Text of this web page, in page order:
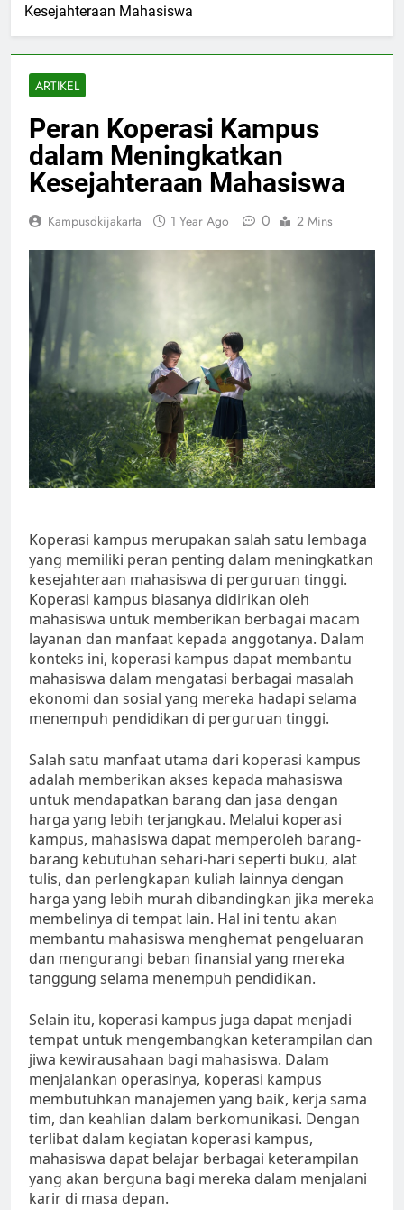
Kesejahteraan Mahasiswa
ARTIKEL
Peran Koperasi Kampus
dalam Meningkatkan
Kesejahteraan Mahasiswa
Kampusdkijakarta 1 Year Ago 0 2 Mins
Koperasi kampus merupakan salah satu lembaga
yang memiliki peran penting dalam meningkatkan
kesejahteraan mahasiswa di perguruan tinggi.
Koperasi kampus biasanya didirikan oleh
mahasiswa untuk memberikan berbagai macam
layanan dan manfaat kepada anggotanya. Dalam
konteks ini, koperasi kampus dapat membantu
mahasiswa dalam mengatasi berbagai masalah
ekonomi dan sosial yang mereka hadapi selama
menempuh pendidikan di perguruan tinggi.
Salah satu manfaat utama dari koperasi kampus
adalah memberikan akses kepada mahasiswa
untuk mendapatkan barang dan jasa dengan
harga yang lebih terjangkau. Melalui koperasi
kampus, mahasiswa dapat memperoleh barang-
barang kebutuhan sehari-hari seperti buku, alat
tulis, dan perlengkapan kuliah lainnya dengan
harga yang lebih murah dibandingkan jika mereka
membelinya di tempat lain. Hal ini tentu akan
membantu mahasiswa menghemat pengeluaran
dan mengurangi beban finansial yang mereka
tanggung selama menempuh pendidikan.
Selain itu, koperasi kampus juga dapat menjadi
tempat untuk mengembangkan keterampilan dan
jiwa kewirausahaan bagi mahasiswa. Dalam
menjalankan operasinya, koperasi kampus
membutuhkan manajemen yang baik, kerja sama
tim, dan keahlian dalam berkomunikasi. Dengan
terlibat dalam kegiatan koperasi kampus,
mahasiswa dapat belajar berbagai keterampilan
yang akan berguna bagi mereka dalam menjalani
karir di masa depan.